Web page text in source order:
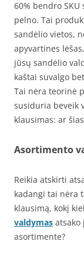
60% bendro
pelno. Tai
sandėlio vietos,
apyvartines
jūsų sandėlio
kaštai suvalgo
Tai nėra teorinė
susiduria beveik
klausimas: ar
Asortimento
Reikia atskirti
kadangi tai nėra
klausimą, kokį
valdymas atsako
asortimente?